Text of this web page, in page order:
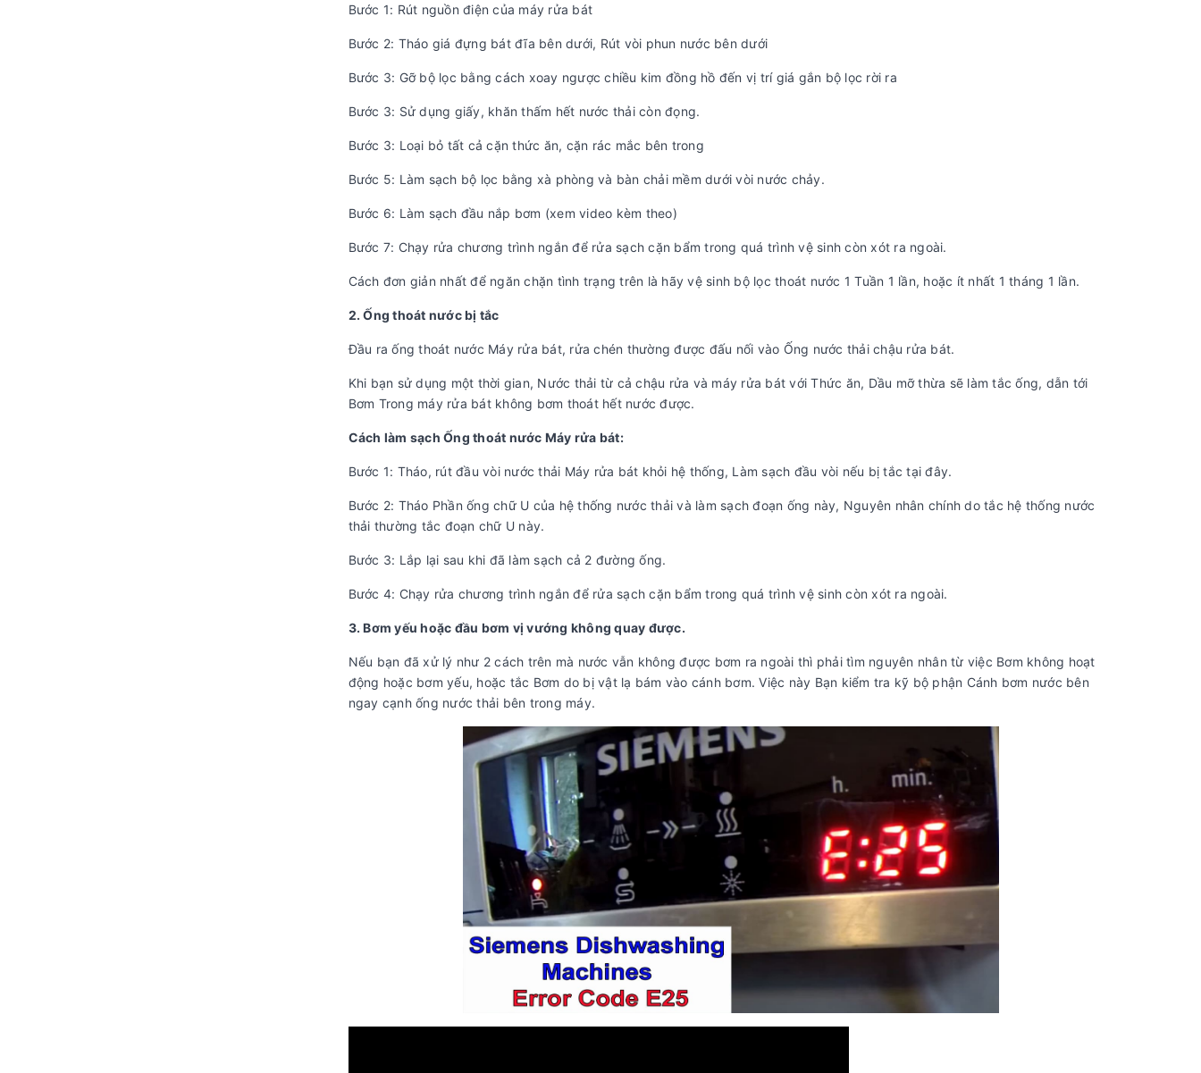
Bước 1: Rút nguồn điện của máy rửa bát
Bước 2: Tháo giá đựng bát đĩa bên dưới, Rút vòi phun nước bên dưới
Bước 3: Gỡ bộ lọc bằng cách xoay ngược chiều kim đồng hồ đến vị trí giá gắn bộ lọc rời ra
Bước 3: Sử dụng giấy, khăn thấm hết nước thải còn đọng.
Bước 3: Loại bỏ tất cả cặn thức ăn, cặn rác mắc bên trong
Bước 5: Làm sạch bộ lọc bằng xà phòng và bàn chải mềm dưới vòi nước chảy.
Bước 6: Làm sạch đầu nắp bơm (xem video kèm theo)
Bước 7: Chạy rửa chương trình ngắn để rửa sạch cặn bẩm trong quá trình vệ sinh còn xót ra ngoài.
Cách đơn giản nhất để ngăn chặn tình trạng trên là hãy vệ sinh bộ lọc thoát nước 1 Tuần 1 lần, hoặc ít nhất 1 tháng 1 lần.
2. Ống thoát nước bị tắc
Đầu ra ống thoát nước Máy rửa bát, rửa chén thường được đấu nối vào Ống nước thải chậu rửa bát.
Khi bạn sử dụng một thời gian, Nước thải từ cả chậu rửa và máy rửa bát với Thức ăn, Dầu mỡ thừa sẽ làm tắc ống, dẫn tới
Bơm Trong máy rửa bát không bơm thoát hết nước được.
Cách làm sạch Ống thoát nước Máy rửa bát:
Bước 1: Tháo, rút đầu vòi nước thải Máy rửa bát khỏi hệ thống, Làm sạch đầu vòi nếu bị tắc tại đây.
Bước 2: Tháo Phần ống chữ U của hệ thống nước thải và làm sạch đoạn ống này, Nguyên nhân chính do tắc hệ thống nước
thải thường tắc đoạn chữ U này.
Bước 3: Lắp lại sau khi đã làm sạch cả 2 đường ống.
Bước 4: Chạy rửa chương trình ngắn để rửa sạch cặn bẩm trong quá trình vệ sinh còn xót ra ngoài.
3. Bơm yếu hoặc đầu bơm vị vướng không quay được.
Nếu bạn đã xử lý như 2 cách trên mà nước vẫn không được bơm ra ngoài thì phải tìm nguyên nhân từ việc Bơm không hoạt
động hoặc bơm yếu, hoặc tắc Bơm do bị vật lạ bám vào cánh bơm. Việc này Bạn kiểm tra kỹ bộ phận Cánh bơm nước bên
ngay cạnh ống nước thải bên trong máy.